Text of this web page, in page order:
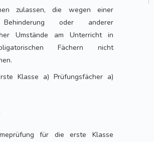
zulassen, die wegen einer
Behinderung oder anderer
Umstände am Unterricht in
Fächern nicht
Klasse a) Prüfungsfächer a)
für die erste Klasse